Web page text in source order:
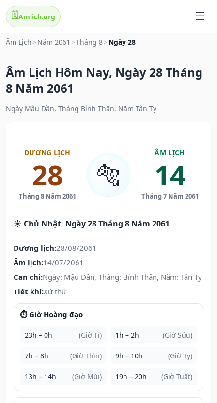
🗓️Amlich.org
Âm Lịch > Năm 2061 >Tháng 8> Ngày 28
Âm Lịch Hôm Nay, Ngày 28 Tháng
8 Năm 2061
Ngày Mậu Dần, Tháng Bính Thân, Năm Tân Tỵ
DƯƠNG LỊCH
28
Tháng 8 Năm 2061
🐅
ÂM LỊCH
14
Tháng 7 Năm 2061
☀️ Chủ Nhật, Ngày 28 Tháng 8 Năm 2061
Dương lịch:28/08/2061
Âm lịch:14/07/2061
Can chi:Ngày: Mậu Dần, Tháng: Bính Thân, Năm: Tân Tỵ
Tiết khí:Xử thử
⏱️ Giờ Hoàng đạo
23h – 0h (Giờ Tí) 1h – 2h (Giờ Sửu)
7h – 8h (Giờ Thìn) 9h – 10h (Giờ Tỵ)
13h – 14h (Giờ Mùi) 19h – 20h (Giờ Tuất)